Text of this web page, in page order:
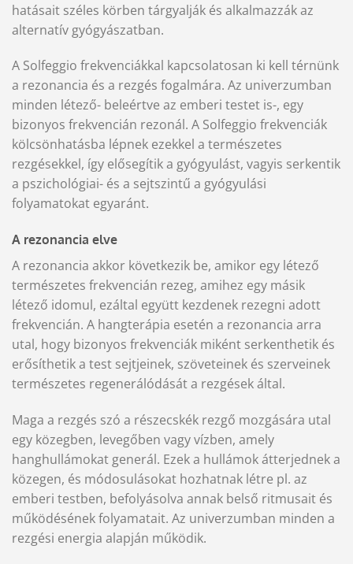
hatásait széles körben tárgyalják és alkalmazzák az
alternatív gyógyászatban.
A Solfeggio frekvenciákkal kapcsolatosan ki kell térnünk
a rezonancia és a rezgés fogalmára. Az univerzumban
minden létező- beleértve az emberi testet is-, egy
bizonyos frekvencián rezonál. A Solfeggio frekvenciák
kölcsönhatásba lépnek ezekkel a természetes
rezgésekkel, így elősegítik a gyógyulást, vagyis serkentik
a pszichológiai- és a sejtszintű a gyógyulási
folyamatokat egyaránt.
A rezonancia elve
A rezonancia akkor következik be, amikor egy létező
természetes frekvencián rezeg, amihez egy másik
létező idomul, ezáltal együtt kezdenek rezegni adott
frekvencián. A hangterápia esetén a rezonancia arra
utal, hogy bizonyos frekvenciák miként serkenthetik és
erősíthetik a test sejtjeinek, szöveteinek és szerveinek
természetes regenerálódását a rezgések által.
Maga a rezgés szó a részecskék rezgő mozgására utal
egy közegben, levegőben vagy vízben, amely
hanghullámokat generál. Ezek a hullámok átterjednek a
közegen, és módosulásokat hozhatnak létre pl. az
emberi testben, befolyásolva annak belső ritmusait és
működésének folyamatait. Az univerzumban minden a
rezgési energia alapján működik.